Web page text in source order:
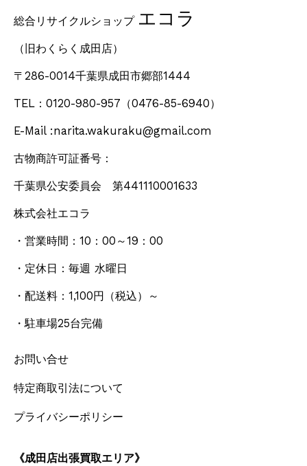
総合リサイクルショップ エコラ
（旧わくらく成田店）
〒286-0014千葉県成田市郷部1444
TEL：0120-980-957 （0476-85-6940）
E-Mail :narita.wakuraku@gmail.com
古物商許可証番号：
千葉県公安委員会 第441110001633
株式会社エコラ
・営業時間：10：00～19：00
・定休日：毎週 水曜日
・配送料：1,100円 （税込） ～
・駐車場25台完備
お問い合せ
特定商取引法について
プライバシーポリシー
《成田店出張買取エリア》